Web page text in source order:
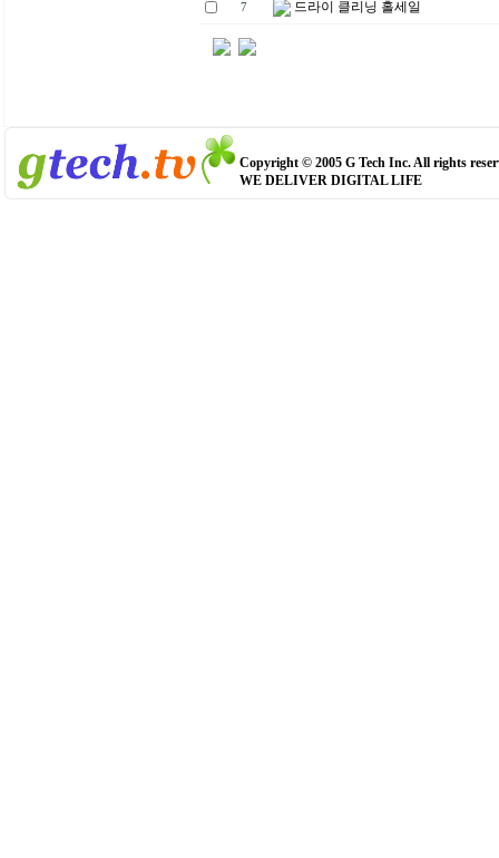
7 드라이 클리닝 홀세일
Copyright © 2005 G Tech Inc. All rights
WE DELIVER DIGITAL LIFE